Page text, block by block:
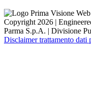
Copyright 2026 |
Parma S.p.A. | Divisione
Disclaimer trattamento dati